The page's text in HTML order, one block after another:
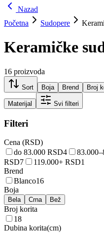
Nazad
Početna
Sudopere
Keramičke
16 proizvoda
Sort Boja Brend Broj
Materijal Svi filteri
Filteri
Cena (RSD)
do 83.000 RSD4
RSD7 119.000+ RSD1
Brend
Blanco16
Boja
Bela Crna Bež
Broj korita
18
Dubina korita(cm)